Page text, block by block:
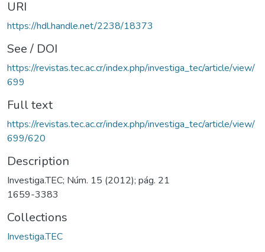
URI
https://hdl.handle.net/2238/18373
See / DOI
https://revistas.tec.ac.cr/index.php/investiga_tec/article/view/
699
Full text
https://revistas.tec.ac.cr/index.php/investiga_tec/article/view/
699/620
Description
Investiga.TEC; Núm. 15 (2012); pág. 21
1659-3383
Collections
Investiga.TEC